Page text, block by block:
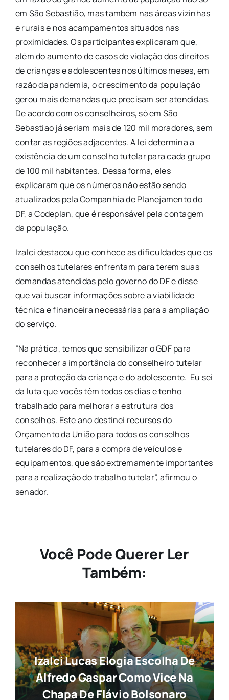
em São Sebastião, mas também nas áreas vizinhas
e rurais e nos acampamentos situados nas
proximidades. Os participantes explicaram que,
além do aumento de casos de violação dos direitos
de crianças e adolescentes nos últimos meses, em
razão da pandemia, o crescimento da população
gerou mais demandas que precisam ser atendidas.
De acordo com os conselheiros, só em São
Sebastiao já seriam mais de 120 mil moradores, sem
contar as regiões adjacentes. A lei determina a
existência de um conselho tutelar para cada grupo
de 100 mil habitantes. Dessa forma, eles
explicaram que os números não estão sendo
atualizados pela Companhia de Planejamento do
DF, a Codeplan, que é responsável pela contagem
da população.
Izalci destacou que conhece as dificuldades que os
conselhos tutelares enfrentam para terem suas
demandas atendidas pelo governo do DF e disse
que vai buscar informações sobre a viabilidade
técnica e financeira necessárias para a ampliação
do serviço.
“Na prática, temos que sensibilizar o GDF para
reconhecer a importância do conselheiro tutelar
para a proteção da criança e do adolescente. Eu sei
da luta que vocês têm todos os dias e tenho
trabalhado para melhorar a estrutura dos
conselhos. Este ano destinei recursos do
Orçamento da União para todos os conselhos
tutelares do DF, para a compra de veículos e
equipamentos, que são extremamente importantes
para a realização do trabalho tutelar”, afirmou o
senador.
Você Pode Querer Ler
Também:
Izalci Lucas Elogia Escolha De
Alfredo Gaspar Como Vice Na
Chapa De Flávio Bolsonaro